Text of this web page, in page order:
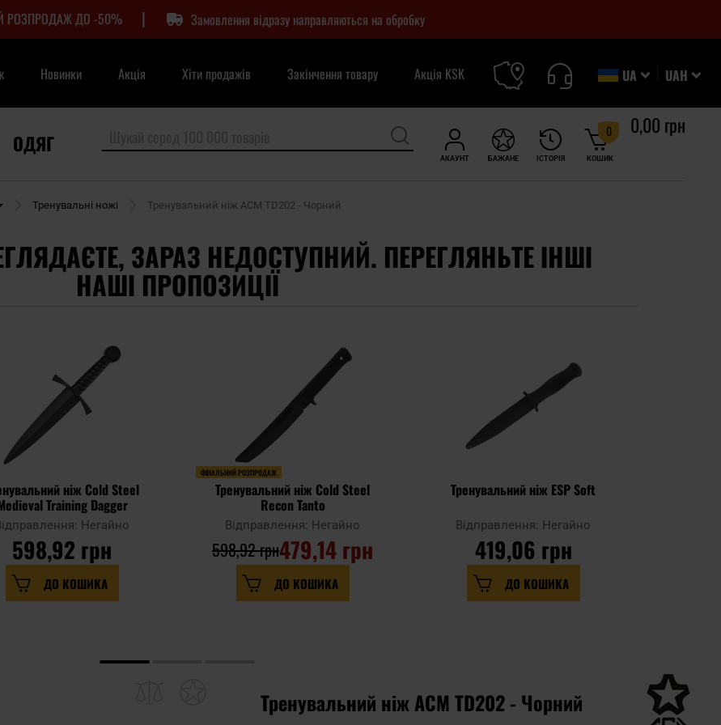
РОЗПРОДАЖ ДО -50% | Замовлення відразу направляються на обробку
UAH
UA
Новинки Акція Хіти продажів Закінчення товару Акція KSK
АКАУНТ ІСТОРІЯ
БАЖАНЕ КОШИК
0 0,00 грн
ОДЯГ
Тренувальні ножі Тренувальний ніж ACM TD202 - Чорний
ЗАРАЗ НЕДОСТУПНИЙ. ПЕРЕГЛЯНЬТЕ ІНШІ
НАШІ ПРОПОЗИЦІЇ
ніж Cold Steel
Training Dagger
Негайно
598,92 грн
ДО КОШИКА
ФІНАЛЬНИЙ РОЗПРОДАЖ
Тренувальний ніж Cold Steel
Recon Tanto
Відправлення: Негайно
479,14 грн
598,92 грн
ДО КОШИКА
Тренувальний ніж ESP Soft
Відправлення: Негайно
419,06 грн
ДО КОШИКА
Тренувальний ніж ACM TD202 - Чорний